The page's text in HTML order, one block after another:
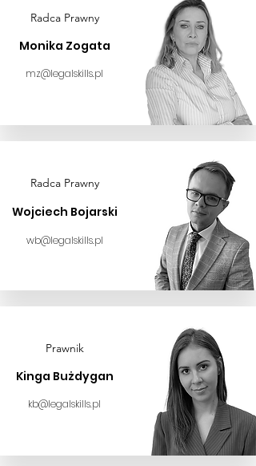
Radca Prawny
Monika Zogata
mz@legalskills.pl
Radca Prawny
Wojciech Bojarski
wb@legalskills.pl
Prawnik
Kinga Bużdygan
kb@legalskills.pl